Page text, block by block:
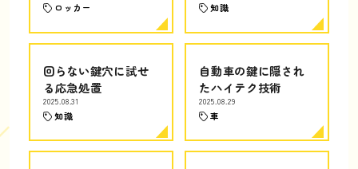
ロッカー 知識
回らない鍵穴に試せ
る応急処置
2025.08.31
知識
自動車の鍵に隠され
たハイテク技術
2025.08.29
車